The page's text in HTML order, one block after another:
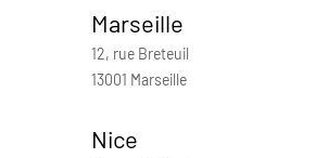
Marseille
12, rue Breteuil
13001 Marseille
Nice